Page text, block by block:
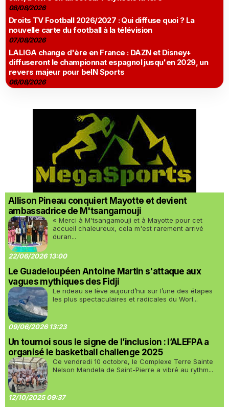
08/08/2026
Droits TV Football 2026/2027 : Qui diffuse quoi ? La
nouvelle carte du football à la télévision
07/08/2026
LALIGA change d'ère en France : DAZN et Disney+
diffuseront le championnat espagnol jusqu'en 2029, un
revers majeur pour beIN Sports
06/08/2026
Allison Pineau conquiert Mayotte et devient
ambassadrice de M'tsangamouji
« Merci à M'tsangamouji et à Mayotte pour cet
accueil chaleureux, cela m'est rarement arrivé
duran...
22/06/2026 13:00
Le Guadeloupéen Antoine Martin s'attaque aux
vagues mythiques des Fidji
Le rideau se lève aujourd’hui sur l’une des étapes
les plus spectaculaires et radicales du Worl...
09/06/2026 13:23
Un tournoi sous le signe de l’inclusion : l’ALEFPA a
organisé le basketball challenge 2025
Ce vendredi 10 octobre, le Complexe Terre Sainte
Nelson Mandela de Saint-Pierre a vibré au rythm...
12/10/2025 09:37